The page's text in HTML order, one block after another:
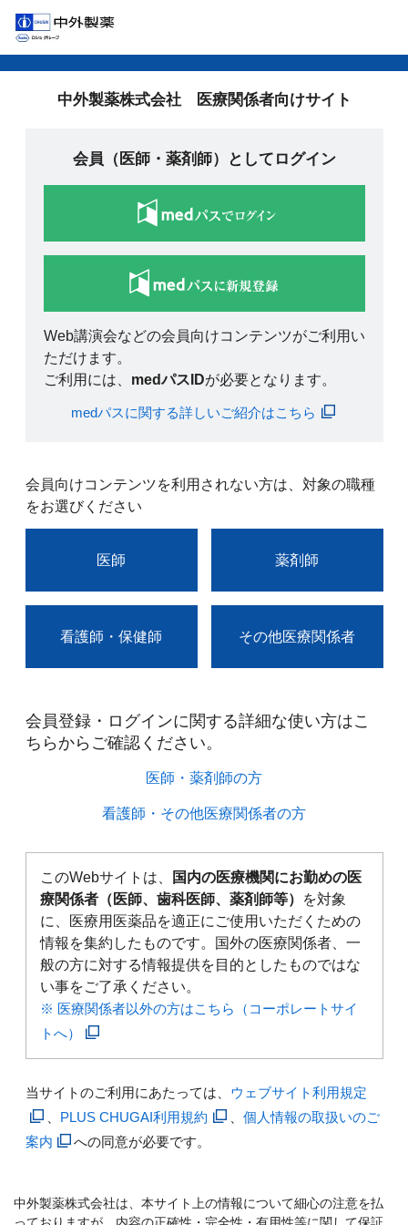
中外製薬株式会社 医療関係者向けサイト
会員（医師・薬剤師）としてログイン
Web講演会などの会員向けコンテンツがご利用い
ただけます。
ご利用には、 medパスIDが必要となります。
medパスに関する詳しいご紹介はこちら
会員向けコンテンツを利用されない方は、対象の職種
をお選びください
医師 薬剤師
看護師・保健師 その他医療関係者
会員登録・ログインに関する詳細な使い方はこ
ちらからご確認ください。​
医師・薬剤師の方​
看護師・その他医療関係者の方​
このWebサイトは、
国内の医療機関にお勤めの医
療関係者（医師、歯科医師、薬剤師等）
を対象
に、医療用医薬品を適正にご使用いただくための
情報を集約したものです。国外の医療関係者、一
般の方に対する情報提供を目的としたものではな
い事をご了承ください。
※ 医療関係者以外の方はこちら（コーポレートサイ
トへ）
当サイトのご利用にあたっては、 ウェブサイト利用規定
PLUS CHUGAI利用規約
個人情報の取扱いのご
案内
への同意が必要です。
中外製薬株式会社は、本サイト上の情報について細心の注意を払
っておりますが、内容の正確性・完全性・有用性等に関して保証